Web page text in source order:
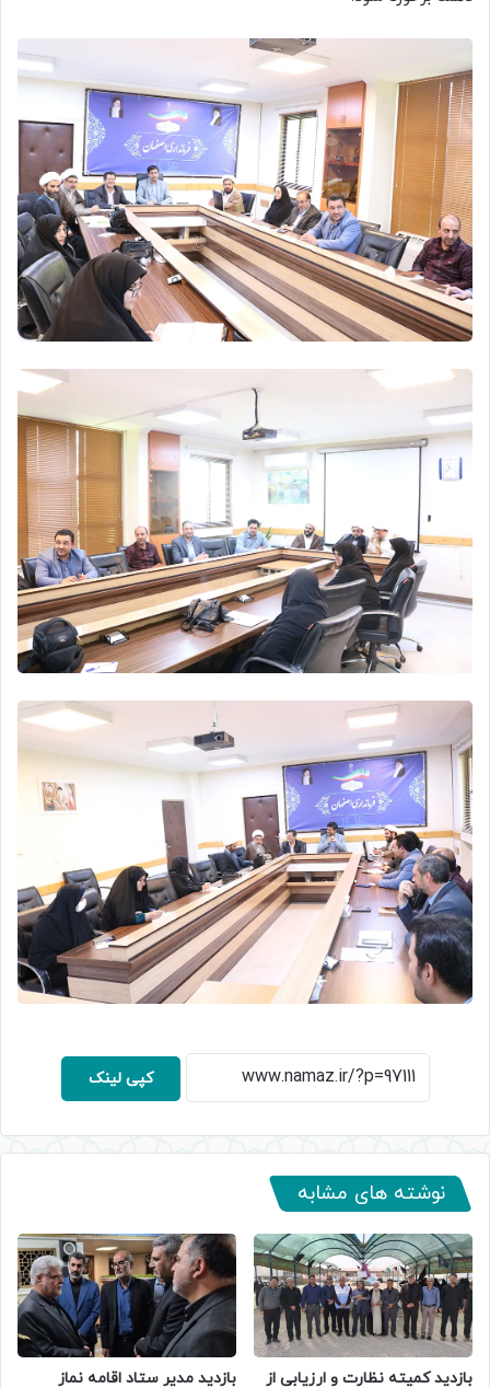
کپی لینک
نوشته های مشابه
بازدید کمیته نظارت و ارزیابی از بازدید مدیر ستاد اقامه نماز